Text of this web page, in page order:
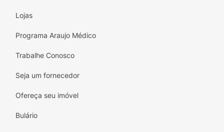
Lojas
Programa Araujo Médico
Trabalhe Conosco
Seja um fornecedor
Ofereça seu imóvel
Bulário